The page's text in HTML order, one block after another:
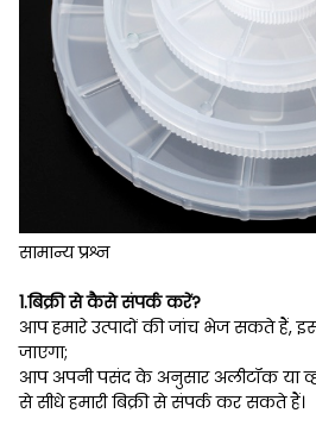
सामान्य प्रश्न
1.बिक्री से कैसे संपर्क करें?
आप हमारे उत्पादों की जांच भेज सकते हैं,
जाएगा;
आप अपनी पसंद के अनुसार अलीटॉक या
से सीधे हमारी बिक्री से संपर्क कर सकते हैं।